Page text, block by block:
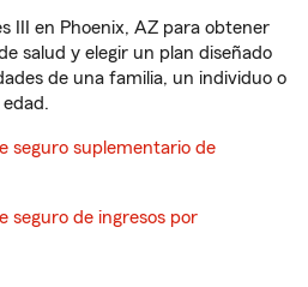
III en Phoenix, AZ para obtener
salud y elegir un plan diseñado
de una familia, un individuo o
seguro suplementario de
seguro de ingresos por